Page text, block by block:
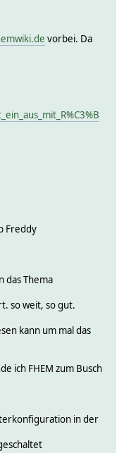
vorbei. Da
Freddy
das Thema
so weit, so gut.
kann um mal das
ich FHEM zum Busch
in der